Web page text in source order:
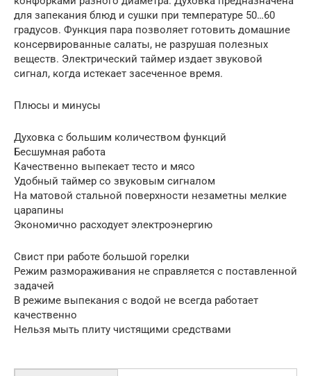
для запекания блюд и сушки при температуре 50…60
градусов. Функция пара позволяет готовить домашние
консервированные салаты, не разрушая полезных
веществ. Электрический таймер издает звуковой
сигнал, когда истекает засеченное время.
Плюсы и минусы
Духовка с большим количеством функций
Бесшумная работа
Качественно выпекает тесто и мясо
Удобный таймер со звуковым сигналом
На матовой стальной поверхности незаметны мелкие
царапины
Экономично расходует электроэнергию
Свист при работе большой горелки
Режим размораживания не справляется с поставленной
задачей
В режиме выпекания с водой не всегда работает
качественно
Нельзя мыть плиту чистящими средствами